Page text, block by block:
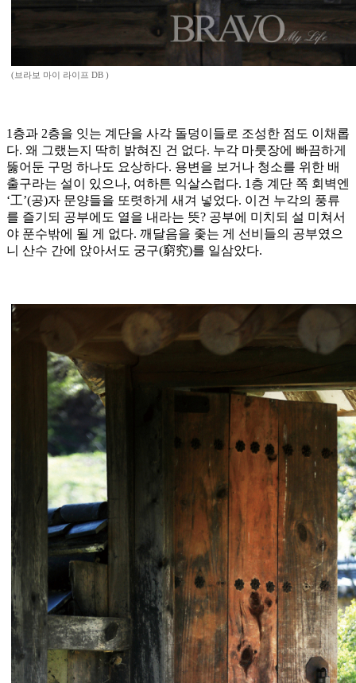
(브라보 마이 라이프 DB )
1층과 2층을 잇는 계단을 사각 돌덩이들로 조성한 점도 이채롭
다. 왜 그랬는지 딱히 밝혀진 건 없다. 누각 마룻장에 빠끔하게
뚫어둔 구멍 하나도 요상하다. 용변을 보거나 청소를 위한 배
출구라는 설이 있으나, 여하튼 익살스럽다. 1층 계단 쪽 회벽엔
‘工’(공)자 문양들을 또렷하게 새겨 넣었다. 이건 누각의 풍류
를 즐기되 공부에도 열을 내라는 뜻? 공부에 미치되 설 미쳐서
야 푼수밖에 될 게 없다. 깨달음을 좇는 게 선비들의 공부였으
니 산수 간에 앉아서도 궁구(窮究)를 일삼았다.